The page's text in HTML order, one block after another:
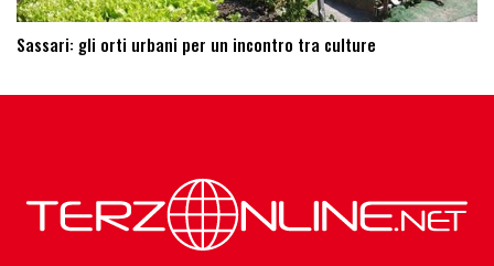
Sassari: ​gli orti urbani per un incontro tra culture